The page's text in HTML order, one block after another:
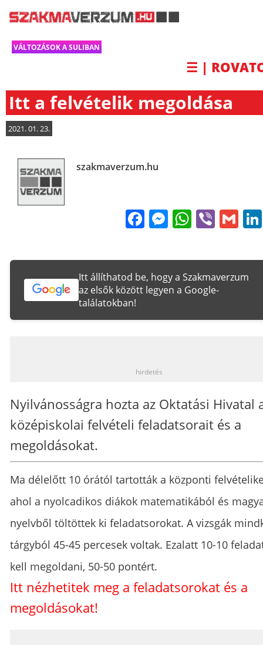
VÁLTOZÁSOK A SULIBAN
☰ |
Itt a felvételik megoldása
2021. 01. 23.
szakmaverzum.hu
FacebookViber
Itt állíthatod be, hogy a Szakmaverzum
az elsők között legyen a Google-
találatokban!
hirdetés
Nyilvánosságra hozta az Oktatási Hivatal
középiskolai felvételi feladatsorait és a
megoldásokat.
Ma délelőtt 10 órától tartották a központi
ahol a nyolcadikos diákok matematikából és
nyelvből töltöttek ki feladatsorokat. A vizsgák
tárgyból 45-45 percesek voltak. Ezalatt 10-10
kell megoldani, 50-50 pontért.
Itt nézhetitek meg a feladatsorokat és a
megoldásokat!